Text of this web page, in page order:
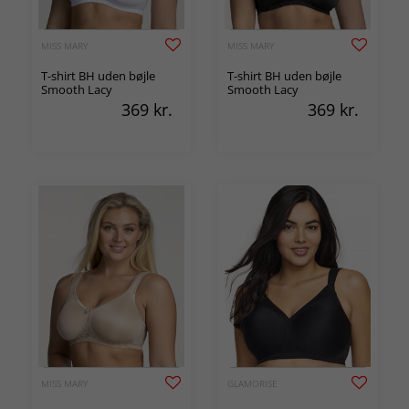
MISS MARY
T-shirt BH uden bøjle
Smooth Lacy
369 kr.
MISS MARY
T-shirt BH uden bøjle
Smooth Lacy
369 kr.
MISS MARY GLAMORISE